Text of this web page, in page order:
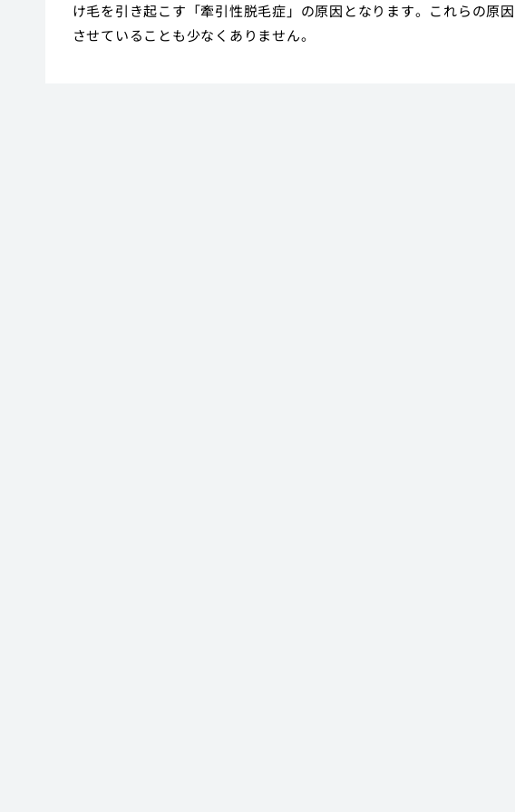
け毛を引き起こす「牽引性脱毛症」の原因となります。これらの原
させていることも少なくありません。